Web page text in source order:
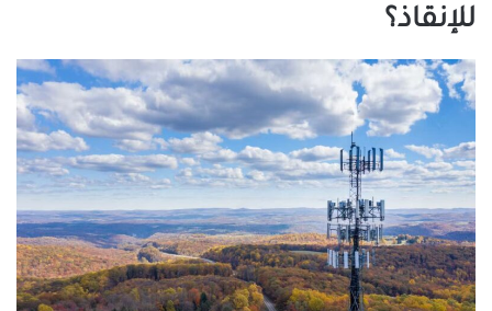
للإنقاذ؟